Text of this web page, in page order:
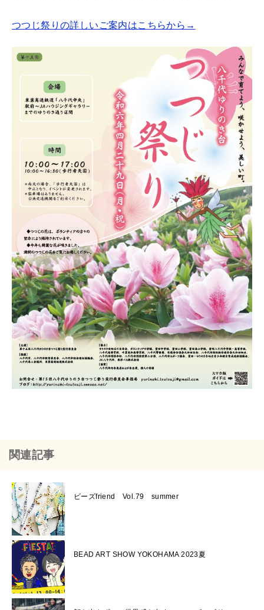
つつじ祭りの詳しいご案内はこちらから→
関連記事
ビーズfriend Vol.79 summer
BEAD ART SHOW YOKOHAMA 2023夏